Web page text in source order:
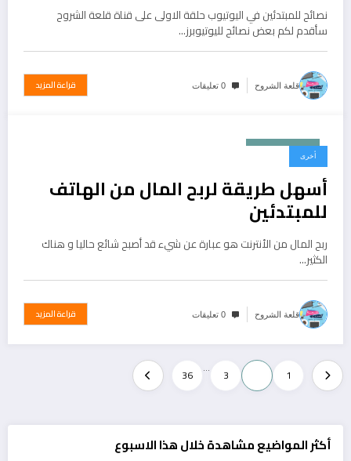
نصائح للمبتدئين في اليوتيوب حلقة الاولى على قناة قلعة الشروح
سأقدم لكم بعض نصائح لليوتيوبرز…
قلعة الشروح 0 تعليقات قراءة المزيد
أخرى
أسهل طريقة لربح المال من الهاتف
للمبتدئين
ربح المال من الأنترنت هو عبارة عن شيء قد أصبح شائع حاليا و هناك
الكثير…
قلعة الشروح 0 تعليقات قراءة المزيد
تعدد
صفحات
المقالات
1
3
…
36
أكثر المواضيع مشاهدة خلال هذا الاسبوع